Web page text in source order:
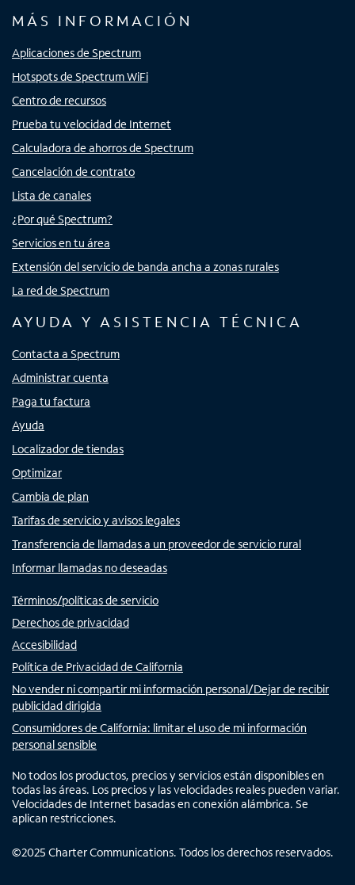
MÁS INFORMACIÓN
Aplicaciones de Spectrum
Hotspots de Spectrum WiFi
Centro de recursos
Prueba tu velocidad de Internet
Calculadora de ahorros de Spectrum
Cancelación de contrato
Lista de canales
¿Por qué Spectrum?
Servicios en tu área
Extensión del servicio de banda ancha a zonas rurales
La red de Spectrum
AYUDA Y ASISTENCIA TÉCNICA
Contacta a Spectrum
Administrar cuenta
Paga tu factura
Ayuda
Localizador de tiendas
Optimizar
Cambia de plan
Tarifas de servicio y avisos legales
Transferencia de llamadas a un proveedor de servicio rural
Informar llamadas no deseadas
Términos/políticas de servicio
Derechos de privacidad
Accesibilidad
Política de Privacidad de California
No vender ni compartir mi información personal/Dejar de recibir
publicidad dirigida
Consumidores de California: limitar el uso de mi información
personal sensible
No todos los productos, precios y servicios están disponibles en
todas las áreas. Los precios y las velocidades reales pueden variar.
Velocidades de Internet basadas en conexión alámbrica. Se
aplican restricciones.
©2025 Charter Communications. Todos los derechos reservados.